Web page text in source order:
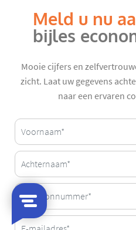
Meld u nu
bijles
Mooie cijfers en
zicht. Laat uw gegevens
naar een ervaren